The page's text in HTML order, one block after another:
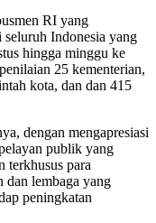
RI yang
Indonesia yang
hingga minggu ke
25 kementerian,
kota, dan dan 415
dengan mengapresiasi
publik yang
terkhusus para
lembaga yang
peningkatan